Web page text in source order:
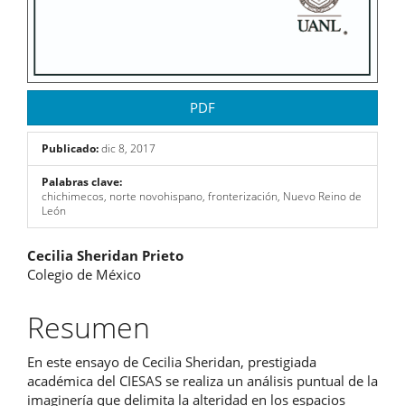
PDF
Publicado:dic 8, 2017
Palabras clave:
chichimecos, norte novohispano, fronterización, Nuevo Reino de
León
Contenido
principal
del
artículo
Cecilia Sheridan Prieto
Colegio de México
Resumen
En este ensayo de Cecilia Sheridan, prestigiada
académica del CIESAS se realiza un análisis puntual de la
imaginería que delimita la alteridad en los espacios